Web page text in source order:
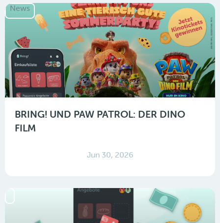
News
BRING! UND PAW PATROL: DER DINO
FILM
Jun 30, 2026